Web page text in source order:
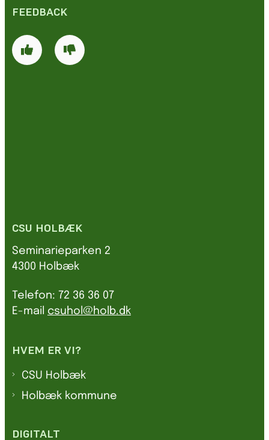
FEEDBACK
CSU HOLBÆK
Seminarieparken 2
4300 Holbæk
Telefon: 72 36 36 07
E-mail csuhol@holb.dk
HVEM ER VI?
CSU Holbæk
Holbæk kommune
DIGITALT